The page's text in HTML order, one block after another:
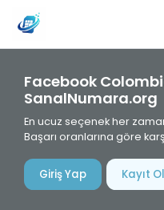
Facebook
SanalNumara.org
En ucuz seçenek her
Başarı oranlarına göre
Giriş Yap Kayıt Ol